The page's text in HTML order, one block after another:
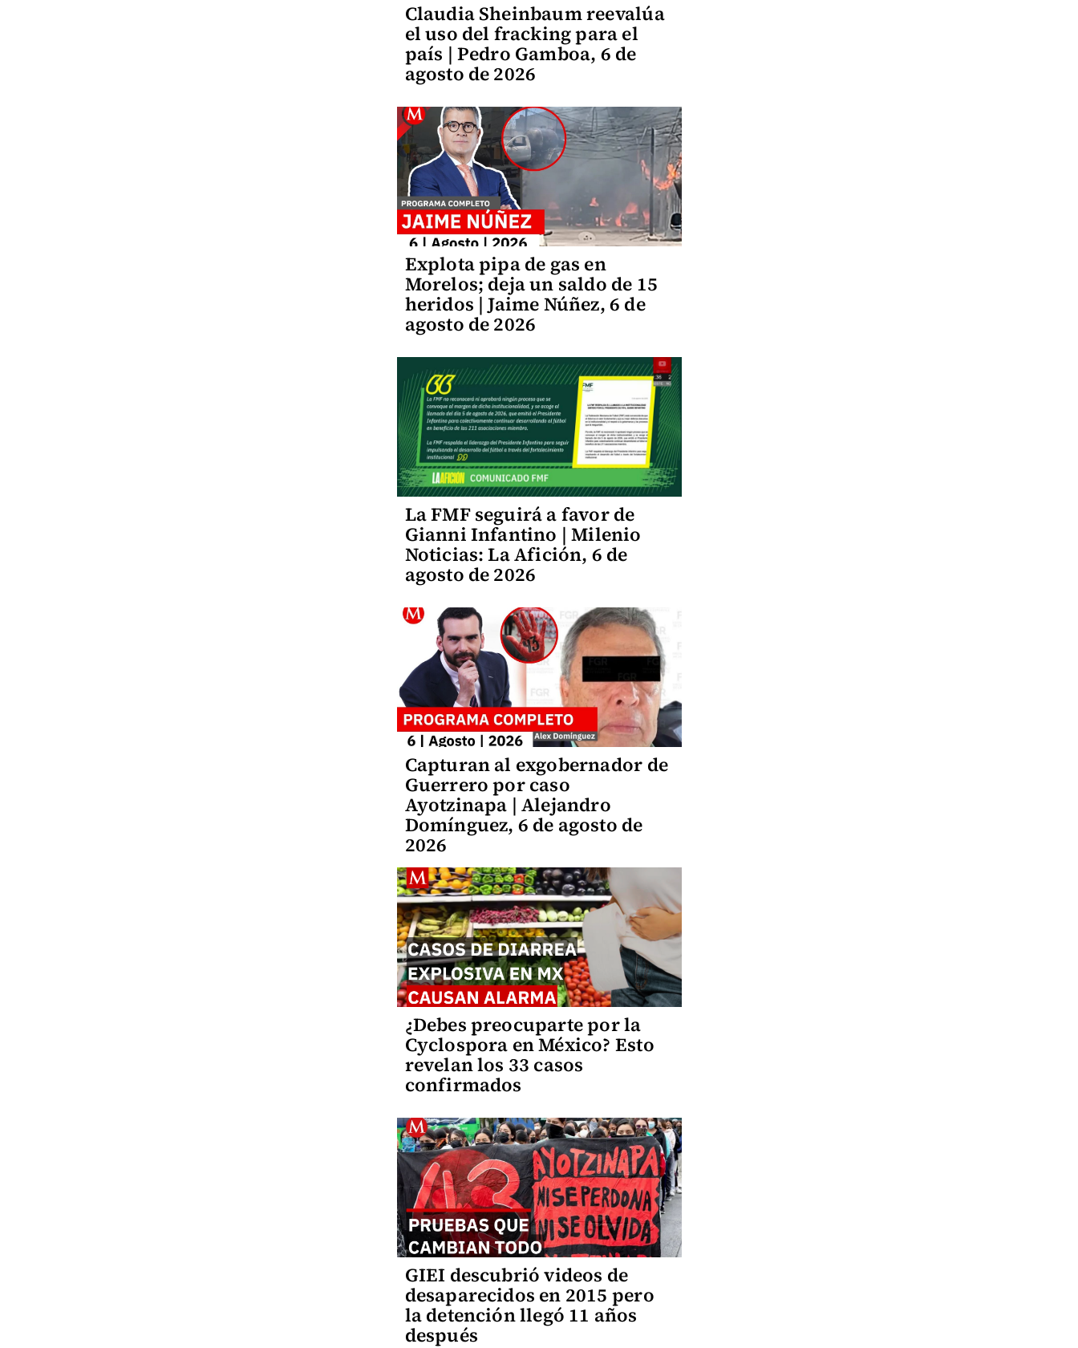
Claudia Sheinbaum reevalúa
el uso del fracking para el
país | Pedro Gamboa, 6 de
agosto de 2026
Explota pipa de gas en
Morelos; deja un saldo de 15
heridos | Jaime Núñez, 6 de
agosto de 2026
La FMF seguirá a favor de
Gianni Infantino | Milenio
Noticias: La Afición, 6 de
agosto de 2026
Capturan al exgobernador de
Guerrero por caso
Ayotzinapa | Alejandro
Domínguez, 6 de agosto de
2026
¿Debes preocuparte por la
Cyclospora en México? Esto
revelan los 33 casos
confirmados
GIEI descubrió videos de
desaparecidos en 2015 pero
la detención llegó 11 años
después